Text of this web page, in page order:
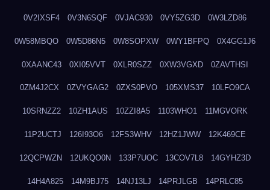
0V2IXSF4 0V3N6SQF 0VJAC930 0VY5ZG3D 0W3LZD86
0W58MBQO 0W5D86N5 0W8SOPXW 0WY1BFPQ 0X4GG1J6
0XAANC43 0XI05VVT 0XLR0SZZ 0XW3VGXD 0ZAVTHSI
0ZM4J2CX 0ZVYGAG2 0ZXS0PVO 105XMS37 10LFO9CA
10SRNZZ2 10ZH1AUS 10ZZI8A5 1103WHO1 11MGVORK
11P2UCTJ 126I93O6 12FS3WHV 12HZ1JWW 12K469CE
12QCPWZN 12UKQO0N 133P7UOC 13COV7L8 14GYHZ3D
14H4A825 14M9BJ75 14NJ13LJ 14PRJLGB 14PRLC85